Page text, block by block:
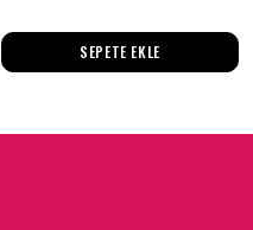
SEPETE EKLE